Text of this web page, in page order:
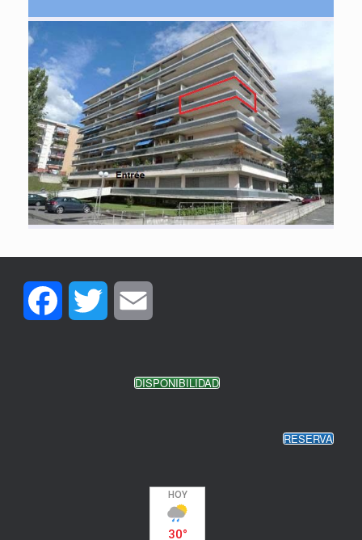
Facebook Twitter
DISPONIBILIDAD
RESERVA